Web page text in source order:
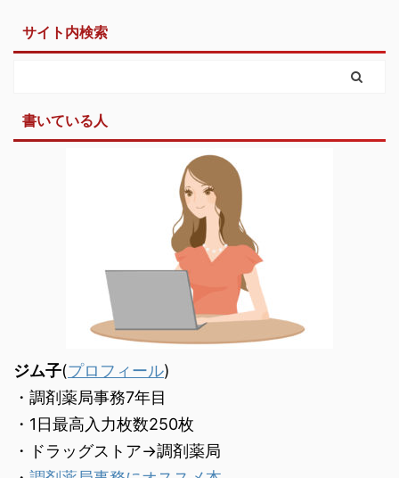
サイト内検索
書いている人
ジム子(プロフィール)
・調剤薬局事務7年目
・1日最高入力枚数250枚
・ドラッグストア→調剤薬局